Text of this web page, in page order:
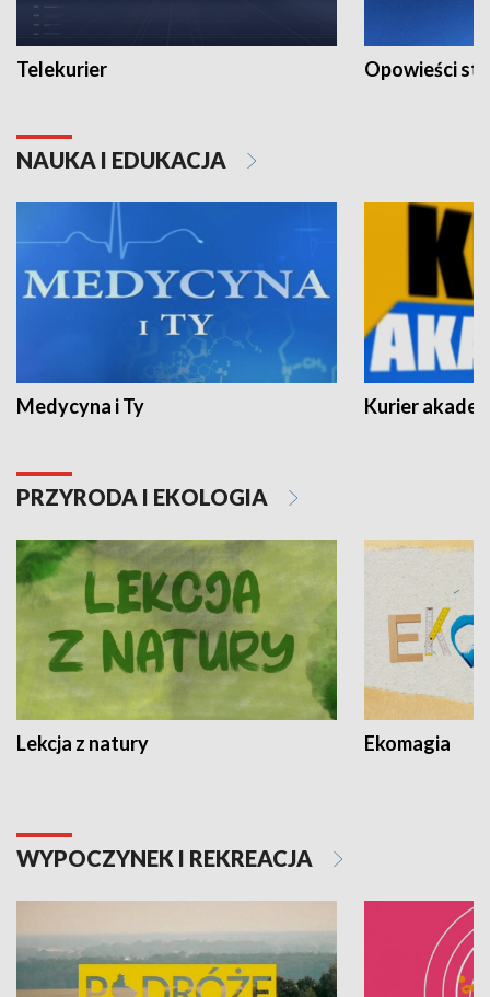
Telekurier Opowieści
NAUKA I EDUKACJA
Medycyna i Ty Kurier
PRZYRODA I EKOLOGIA
Lekcja z natury Ekomagia
WYPOCZYNEK I REKREACJA